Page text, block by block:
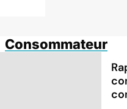
Consommateur